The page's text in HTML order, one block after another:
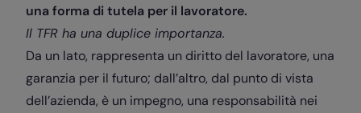
una forma di tutela per il lavoratore.
Il TFR ha una duplice importanza.
Da un lato, rappresenta un diritto del lavoratore, una
garanzia per il futuro; dall’altro, dal punto di vista
dell’azienda, è un impegno, una responsabilità nei